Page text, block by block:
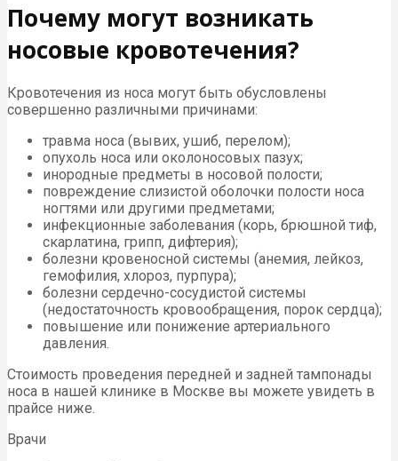
Почему могут возникать
носовые кровотечения?
Кровотечения из носа могут быть обусловлены
совершенно различными причинами:
травма носа (вывих, ушиб, перелом);
опухоль носа или околоносовых пазух;
инородные предметы в носовой полости;
повреждение слизистой оболочки полости носа
ногтями или другими предметами;
инфекционные заболевания (корь, брюшной тиф,
скарлатина, грипп, дифтерия);
болезни кровеносной системы (анемия, лейкоз,
гемофилия, хлороз, пурпура);
болезни сердечно-сосудистой системы
(недостаточность кровообращения, порок сердца);
повышение или понижение артериального
давления.
Стоимость проведения передней и задней тампонады
носа в нашей клинике в Москве вы можете увидеть в
прайсе ниже.
Врачи